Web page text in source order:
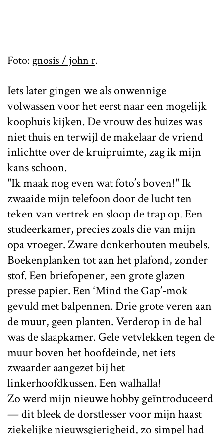
Foto: gnosis / john r.
Iets later gingen we als onwennige
volwassen voor het eerst naar een mogelijk
koophuis kijken. De vrouw des huizes was
niet thuis en terwijl de makelaar de vriend
inlichtte over de kruipruimte, zag ik mijn
kans schoon.
"Ik maak nog even wat foto’s boven!" Ik
zwaaide mijn telefoon door de lucht ten
teken van vertrek en sloop de trap op. Een
studeerkamer, precies zoals die van mijn
opa vroeger. Zware donkerhouten meubels.
Boekenplanken tot aan het plafond, zonder
stof. Een briefopener, een grote glazen
presse papier. Een ‘Mind the Gap’-mok
gevuld met balpennen. Drie grote veren aan
de muur, geen planten. Verderop in de hal
was de slaapkamer. Gele vetvlekken tegen de
muur boven het hoofdeinde, net iets
zwaarder aangezet bij het
linkerhoofdkussen. Een walhalla!
Zo werd mijn nieuwe hobby geïntroduceerd
— dit bleek de dorstlesser voor mijn haast
ziekelijke nieuwsgierigheid, zo simpel had